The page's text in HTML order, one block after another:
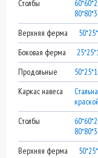
Столбы
Верхняя ферма
Боковая ферма
Продольные
Каркас навеса
краской
Столбы
Верхняя ферма